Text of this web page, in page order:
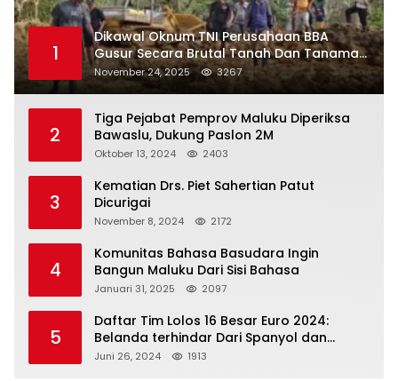
1
Dikawal Oknum TNI Perusahaan BBA
Gusur Secara Brutal Tanah Dan Tanaman
Warga, Akademisi Unpatti Minta Pangdam
Tertibkan Anggotanya
November 24, 2025 3267
2
Tiga Pejabat Pemprov Maluku Diperiksa
Bawaslu, Dukung Paslon 2M
Oktober 13, 2024 2403
3
Kematian Drs. Piet Sahertian Patut
Dicurigai
November 8, 2024 2172
4
Komunitas Bahasa Basudara Ingin
Bangun Maluku Dari Sisi Bahasa
Januari 31, 2025 2097
5
Daftar Tim Lolos 16 Besar Euro 2024:
Belanda terhindar Dari Spanyol dan
Ingriss, Prancis Bertemu Belgia
Juni 26, 2024 1913